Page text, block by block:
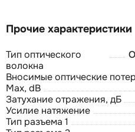
Прочие характеристики
Тип оптического
волокна
Вносимые оптические
Max, dB
Затухание отражения, дБ
Усилие натяжение
Тип разъема 1